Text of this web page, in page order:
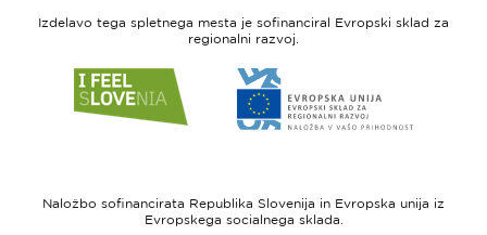
Izdelavo tega spletnega mesta je sofinanciral Evropski sklad za
regionalni razvoj.
do
spletne
Slovenia
do
spletne
-
Naložbo sofinancirata Republika Slovenija in Evropska unija iz
Evropskega socialnega sklada.